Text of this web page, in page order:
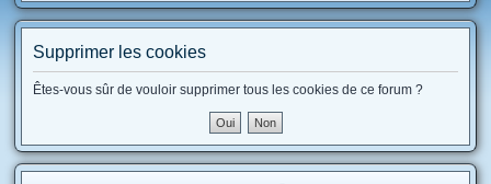
e
h
Supprimer les cookies
Êtes-vous sûr de vouloir supprimer tous les cookies de ce forum ?